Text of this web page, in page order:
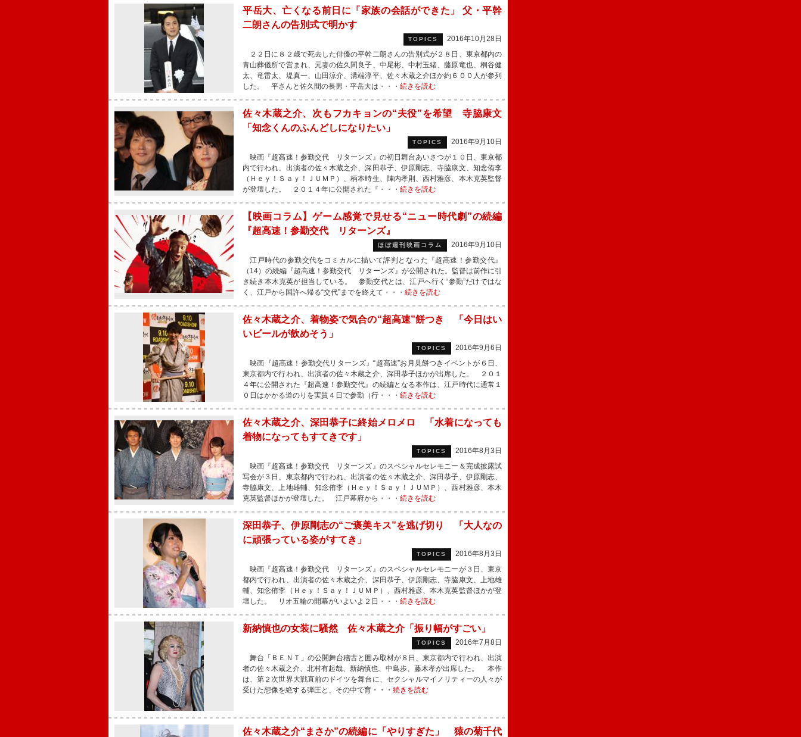
平岳大、亡くなる前日に「家族の会話ができた」 父・平幹
二朗さんの告別式で明かす
TOPICS
2016年10月28日
２２日に８２歳で死去した俳優の平幹二朗さんの告別式が２８日、東京都内の
青山葬儀所で営まれ、元妻の佐久間良子、中尾彬、中村玉緒、藤原竜也、桐谷健
太、竜雷太、堤真一、山田涼介、溝端淳平、佐々木蔵之介ほか約６００人が参列
した。 平さんと佐久間の長男・平岳大は・・・ 続きを読む
佐々木蔵之介、次もフカキョンの“夫役”を希望 寺脇康文
「知念くんのふんどしになりたい」
TOPICS
2016年9月10日
映画『超高速！参勤交代 リターンズ』の初日舞台あいさつが１０日、東京都
内で行われ、出演者の佐々木蔵之介、深田恭子、伊原剛志、寺脇康文、知念侑李
（Ｈｅｙ！Ｓａｙ！ＪＵＭＰ）、柄本時生、陣内孝則、西村雅彦、本木克英監督
が登壇した。 ２０１４年に公開された『・・・ 続きを読む
【映画コラム】ゲーム感覚で見せる“ニュー時代劇”の続編
『超高速！参勤交代 リターンズ』
ほぼ週刊映画コラム
2016年9月10日
江戸時代の参勤交代をコミカルに描いて評判となった『超高速！参勤交代』
（14）の続編『超高速！参勤交代 リターンズ』が公開された。監督は前作に引
き続き本木克英が担当している。 参勤交代とは、江戸へ行く“参勤”だけではな
く、江戸から国許へ帰る“交代”までを終えて・・・ 続きを読む
佐々木蔵之介、着物姿で気合の“超高速”餅つき 「今日はい
いビールが飲めそう」
TOPICS
2016年9月6日
映画『超高速！参勤交代リターンズ』“超高速”お月見餅つきイベントが６日、
東京都内で行われ、出演者の佐々木蔵之介、深田恭子ほかが出席した。 ２０１
４年に公開された『超高速！参勤交代』の続編となる本作は、江戸時代に通常１
０日はかかる道のりを実質４日で参勤（行・・・ 続きを読む
佐々木蔵之介、深田恭子に終始メロメロ 「水着になっても
着物になってもすてきです」
TOPICS
2016年8月3日
映画『超高速！参勤交代 リターンズ』のスペシャルセレモニー＆完成披露試
写会が３日、東京都内で行われ、出演者の佐々木蔵之介、深田恭子、伊原剛志、
寺脇康文、上地雄輔、知念侑李（Ｈｅｙ！Ｓａｙ！ＪＵＭＰ）、西村雅彦、本木
克英監督ほかが登壇した。 江戸幕府から・・・ 続きを読む
深田恭子、伊原剛志の“ご褒美キス”を逃げ切り 「大人なの
に頑張っている姿がすてき」
TOPICS
2016年8月3日
映画『超高速！参勤交代 リターンズ』のスペシャルセレモニーが３日、東京
都内で行われ、出演者の佐々木蔵之介、深田恭子、伊原剛志、寺脇康文、上地雄
輔、知念侑李（Ｈｅｙ！Ｓａｙ！ＪＵＭＰ）、西村雅彦、本木克英監督ほかが登
壇した。 リオ五輪の開幕がいよいよ２日・・・ 続きを読む
新納慎也の女装に騒然 佐々木蔵之介「振り幅がすごい」
TOPICS
2016年7月8日
舞台「ＢＥＮＴ」の公開舞台稽古と囲み取材が８日、東京都内で行われ、出演
者の佐々木蔵之介、北村有起哉、新納慎也、中島歩、藤木孝が出席した。 本作
は、第２次世界大戦直前のドイツを舞台に、セクシャルマイノリティーの人々が
受けた想像を絶する弾圧と、その中で育・・・ 続きを読む
佐々木蔵之介“まさか”の続編に「やりすぎた」 猿の菊千代